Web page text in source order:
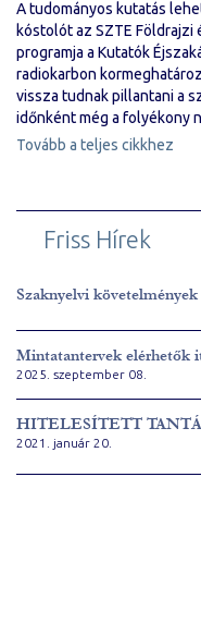
A tudományos kutatás
kóstolót az SZTE
programja a Kutatók
radiokarbon
vissza tudnak pillantani a
időnként még a folyékony
Tovább a teljes cikkhez
Friss Hírek
Szaknyelvi követelmények
Mintatantervek elérhetők
2025. szeptember 08.
HITELESÍTETT
2021. január 20.